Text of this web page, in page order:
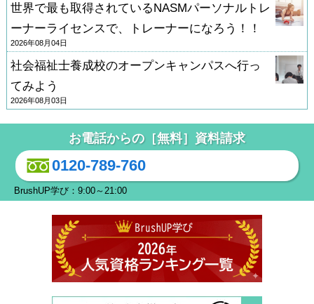
世界で最も取得されているNASMパーソナルトレ
ーナーライセンスで、トレーナーになろう！！
2026年08月04日
社会福祉士養成校のオープンキャンパスへ行っ
てみよう
2026年08月03日
お電話からの［無料］資料請求
0120-789-760
BrushUP学び：9:00～21:00